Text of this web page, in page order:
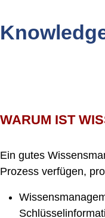
WARUM IST
Ein gutes
Prozess verfügen,